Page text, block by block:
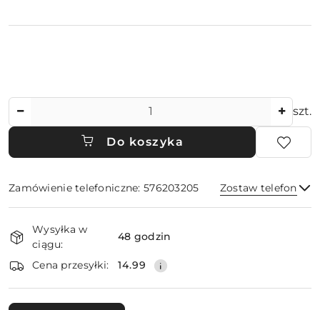
szt.
Do koszyka
Zamówienie telefoniczne: 576203205 Zostaw telefon
Dostępność
i
dostawa
Wysyłka w
ciągu:
48 godzin
Cena przesyłki: 14.99